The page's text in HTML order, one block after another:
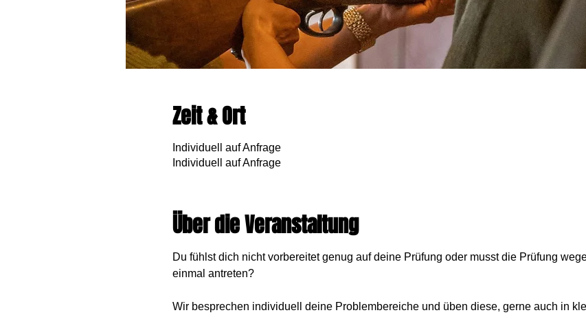
Zeit & Ort
Individuell auf Anfrage
Individuell auf Anfrage
Über die Veranstaltung
Du fühlst dich nicht vorbereitet genug auf deine Prüfung oder musst die Prüfung
einmal antreten?
Wir besprechen individuell deine Problembereiche und üben diese, gerne auch in